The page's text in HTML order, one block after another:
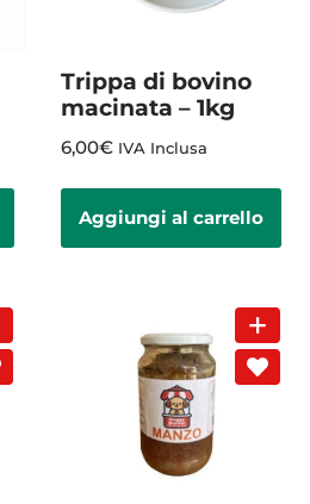
Trippa di bovino
macinata – 1kg
6,00€ IVA Inclusa
Aggiungi al carrello